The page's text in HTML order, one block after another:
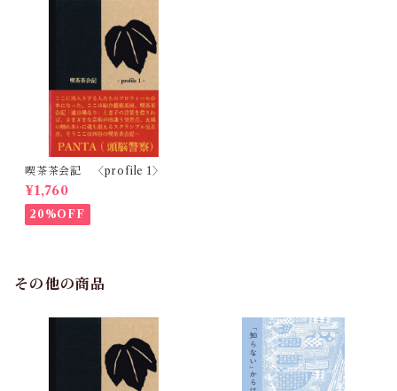
喫茶茶会記 〈profile 1〉
¥1,760
20%OFF
その他の商品